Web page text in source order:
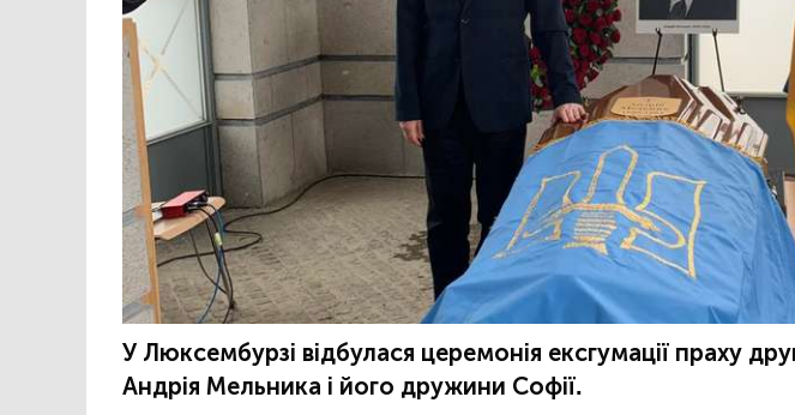
У Люксембурзі відбулася церемонія ексгумації праху
Андрія Мельника і його дружини Софії.